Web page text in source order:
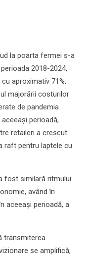
la poarta fermei s-a
2018-2024,
aproximativ 71%,
majorării costurilor
de pandemia
perioadă,
retaileri a crescut
raft pentru laptele cu
fost similară ritmului
având în
aceeași perioadă, a
transmiterea
se amplifică,